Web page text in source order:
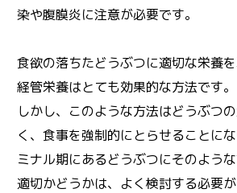
染や腹膜炎に注意が必要です。
食欲の落ちたどうぶつに適切な栄養
経管栄養はとても効果的な方法です。
しかし、このような方法はどうぶつ
く、食事を強制的にとらせることに
ミナル期にあるどうぶつにそのよう
適切かどうかは、よく検討する必要